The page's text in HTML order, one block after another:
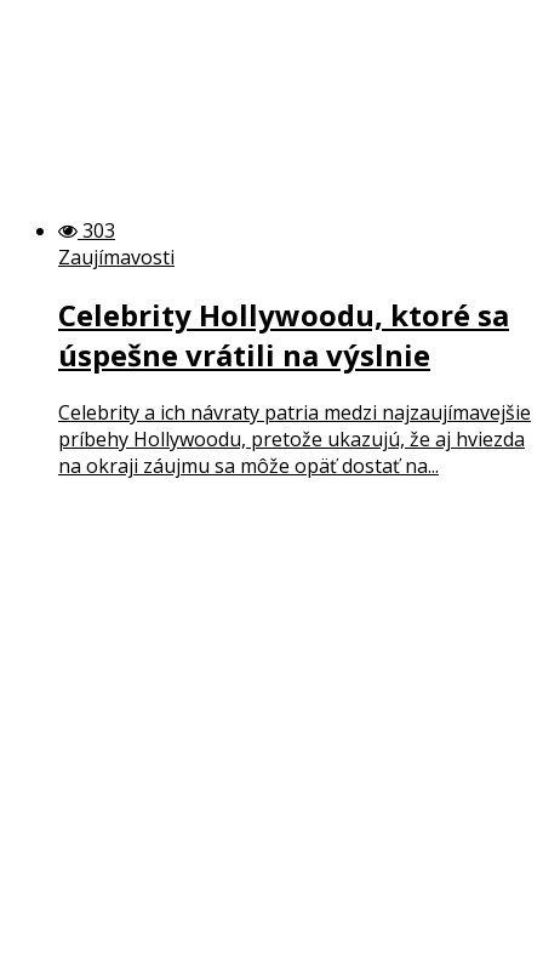
303
Zaujímavosti
Celebrity Hollywoodu, ktoré sa
úspešne vrátili na výslnie
Celebrity a ich návraty patria medzi najzaujímavejšie
príbehy Hollywoodu, pretože ukazujú, že aj hviezda
na okraji záujmu sa môže opäť dostať na...